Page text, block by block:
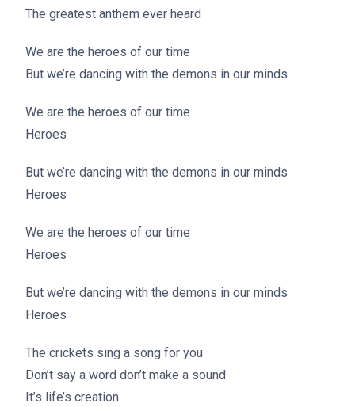
The greatest anthem ever heard
We are the heroes of our time
But we’re dancing with the demons in our minds
We are the heroes of our time
Heroes
But we’re dancing with the demons in our minds
Heroes
We are the heroes of our time
Heroes
But we’re dancing with the demons in our minds
Heroes
The crickets sing a song for you
Don’t say a word don’t make a sound
It’s life’s creation